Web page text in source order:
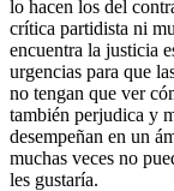
lo hacen los del
crítica partidista ni
encuentra la justicia
urgencias para que
no tengan que ver
también perjudica y
desempeñan en un
muchas veces no
les gustaría.